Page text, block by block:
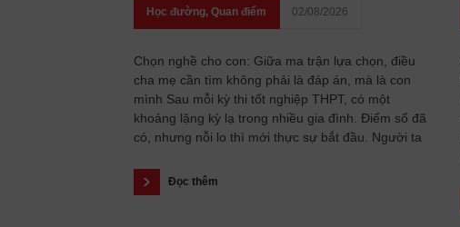
Học đường, Quan điểm 02/08/2026
Chọn nghề cho con: Giữa ma trận lựa chọn, điều
cha mẹ cần tìm không phải là đáp án, mà là con
mình Sau mỗi kỳ thi tốt nghiệp THPT, có một
khoảng lặng kỳ lạ trong nhiều gia đình. Điểm số đã
có, nhưng nỗi lo thì mới thực sự bắt đầu. Người ta
Đọc thêm